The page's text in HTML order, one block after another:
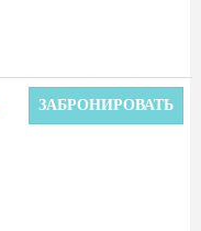
ЗАБРОНИРОВАТЬ